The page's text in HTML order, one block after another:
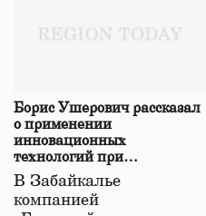
Борис Ушерович рассказал
о применении
инновационных
технологий при
строительстве нового моста
в Забайкалье
В Забайкалье
компанией